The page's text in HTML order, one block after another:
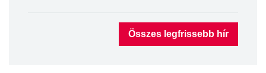
Összes legfrissebb hír